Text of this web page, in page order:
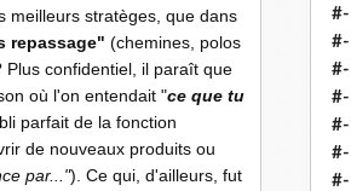
meilleurs stratèges, que dans
repassage" (chemines, polos
confidentiel, il paraît que
où l'on entendait "ce que tu
parfait de la fonction
de nouveaux produits ou
par..."). Ce qui, d'ailleurs, fut
#-
#-
#-
#-